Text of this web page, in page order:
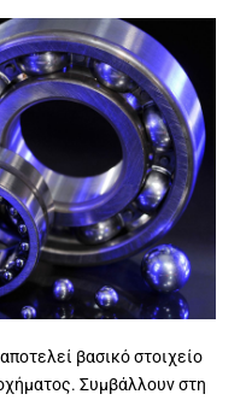
αποτελεί βασικό στοιχείο
Συμβάλλουν στη